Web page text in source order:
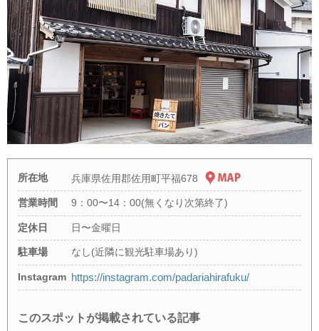
所在地 兵庫県佐用郡佐用町平福678
営業時間 9：00〜14：00(無くなり次第終了)
定休日 日〜金曜日
駐車場 なし(近隣に観光駐車場あり)
Instagram https://instagram.com/padariahirafuku/
このスポットが掲載されている記事